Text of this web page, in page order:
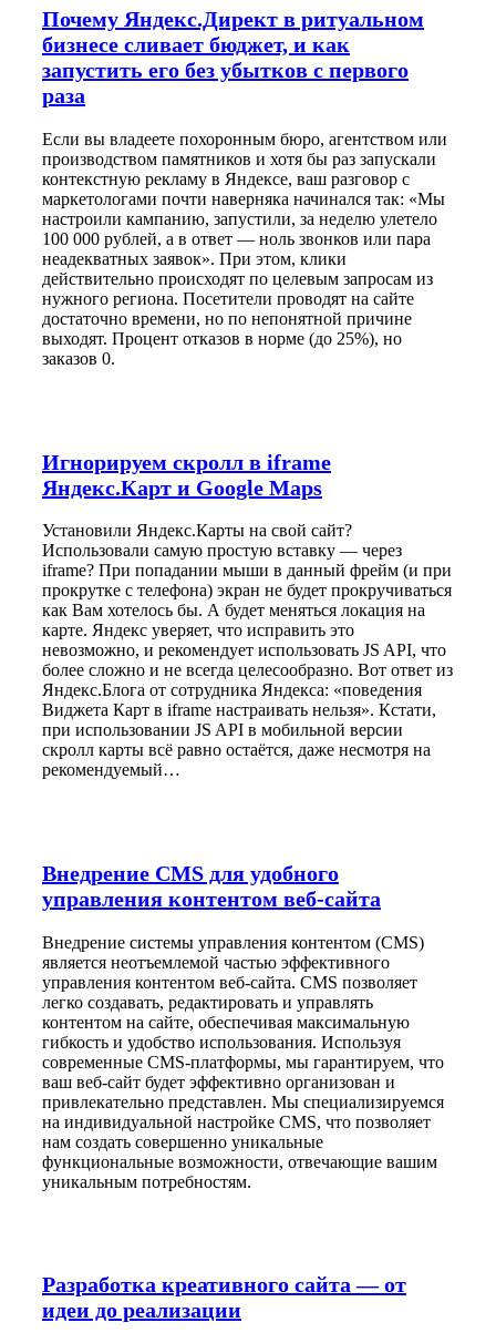
Почему Яндекс.Директ в ритуальном
бизнесе сливает бюджет, и как
запустить его без убытков с первого
раза
Если вы владеете похоронным бюро, агентством или
производством памятников и хотя бы раз запускали
контекстную рекламу в Яндексе, ваш разговор с
маркетологами почти наверняка начинался так: «Мы
настроили кампанию, запустили, за неделю улетело
100 000 рублей, а в ответ — ноль звонков или пара
неадекватных заявок». При этом, клики
действительно происходят по целевым запросам из
нужного региона. Посетители проводят на сайте
достаточно времени, но по непонятной причине
выходят. Процент отказов в норме (до 25%), но
заказов 0.
Игнорируем скролл в iframe
Яндекс.Карт и Google Maps
Установили Яндекс.Карты на свой сайт?
Использовали самую простую вставку — через
iframe? При попадании мыши в данный фрейм (и при
прокрутке с телефона) экран не будет прокручиваться
как Вам хотелось бы. А будет меняться локация на
карте. Яндекс уверяет, что исправить это
невозможно, и рекомендует использовать JS API, что
более сложно и не всегда целесообразно. Вот ответ из
Яндекс.Блога от сотрудника Яндекса: «поведения
Виджета Карт в iframe настраивать нельзя». Кстати,
при использовании JS API в мобильной версии
скролл карты всё равно остаётся, даже несмотря на
рекомендуемый…
Внедрение CMS для удобного
управления контентом веб-сайта
Внедрение системы управления контентом (CMS)
является неотъемлемой частью эффективного
управления контентом веб-сайта. CMS позволяет
легко создавать, редактировать и управлять
контентом на сайте, обеспечивая максимальную
гибкость и удобство использования. Используя
современные CMS-платформы, мы гарантируем, что
ваш веб-сайт будет эффективно организован и
привлекательно представлен. Мы специализируемся
на индивидуальной настройке CMS, что позволяет
нам создать совершенно уникальные
функциональные возможности, отвечающие вашим
уникальным потребностям.
Разработка креативного сайта — от
идеи до реализации